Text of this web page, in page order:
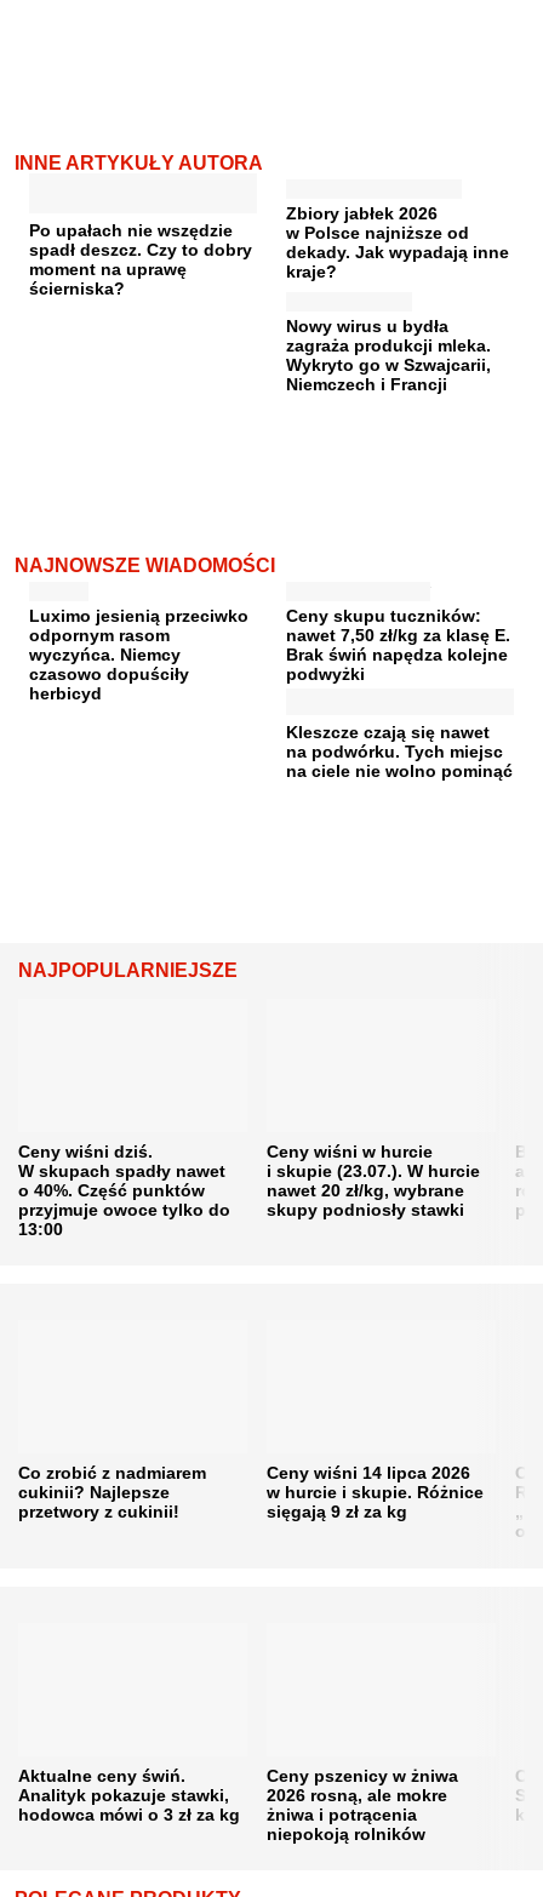
INNE ARTYKUŁY AUTORA
Po upałach nie wszędzie
spadł deszcz. Czy to dobry
moment na uprawę
ścierniska?
Zbiory jabłek 2026
w Polsce najniższe od
dekady. Jak wypadają inne
kraje?
Nowy wirus u bydła
zagraża produkcji mleka.
Wykryto go w Szwajcarii,
Niemczech i Francji
NAJNOWSZE WIADOMOŚCI
Luximo jesienią przeciwko
odpornym rasom
wyczyńca. Niemcy
czasowo dopuściły
herbicyd
Ceny skupu tuczników:
nawet 7,50 zł/kg za klasę E.
Brak świń napędza kolejne
podwyżki
Kleszcze czają się nawet
na podwórku. Tych miejsc
na ciele nie wolno pominąć
NAJPOPULARNIEJSZE
Ceny wiśni dziś.
W skupach spadły nawet
o 40%. Część punktów
przyjmuje owoce tylko do
13:00
Ceny wiśni w hurcie
i skupie (23.07.). W hurcie
nawet 20 zł/kg, wybrane
skupy podniosły stawki
Co zrobić z nadmiarem
cukinii? Najlepsze
przetwory z cukinii!
Ceny wiśni 14 lipca 2026
w hurcie i skupie. Różnice
sięgają 9 zł za kg
Aktualne ceny świń.
Analityk pokazuje stawki,
hodowca mówi o 3 zł za kg
Ceny pszenicy w żniwa
2026 rosną, ale mokre
żniwa i potrącenia
niepokoją rolników